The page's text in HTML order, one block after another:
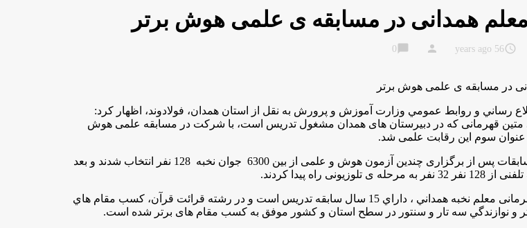
همدانی در مسابقه ی علمی هوش برتر
access_time
56 years ago
person
chat_bubble
0
در مسابقه ی علمی هوش برتر
رساني و روابط عمومي وزارت آموزش و پرورش به نقل از استان همدان، فولادوند، اظهار کرد:
متین قهرمانی که در دبیرستان های همدان مشغول تدریس است، با شرکت در مسابقه علمی هوش
سوم این رقابت علمی شد.
وی افزود: در اين مسابقات پس از برگزاری چندین آزمون هوش و علمی از بین 6300 جوان نخبه 128 نفر انتخاب شدند و بعد
راه پیدا کردند.
گفتنی است متین قهرمانی معلم نخبه همداني ، داراي 15 سال سابقه تدریس است و در رشته قرائت قرآن، كسب مقام هاي
و نوازندگي سه تار و سنتور در سطح استان و کشور موفق به کسب مقام های برتر شده است.